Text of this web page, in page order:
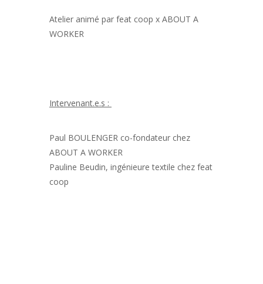
Atelier animé par feat coop x ABOUT A
WORKER
Intervenant.e.s :
Paul BOULENGER co-fondateur chez
ABOUT A WORKER
Pauline Beudin, ingénieure textile chez feat
coop